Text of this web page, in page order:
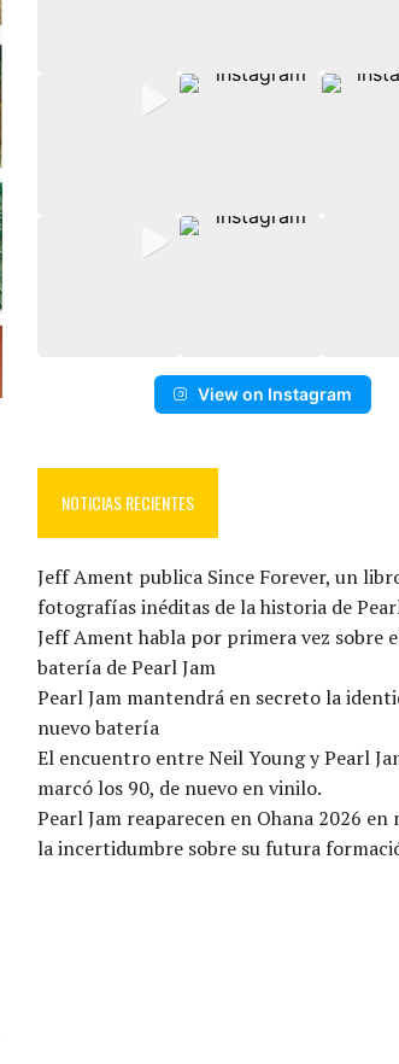
View on Instagram
NOTICIAS RECIENTES
Jeff Ament publica Since Forever, un
fotografías inéditas de la historia de
Jeff Ament habla por primera vez sobre
batería de Pearl Jam
Pearl Jam mantendrá en secreto la
nuevo batería
El encuentro entre Neil Young y Pearl
marcó los 90, de nuevo en vinilo.
Pearl Jam reaparecen en Ohana 2026 en
la incertidumbre sobre su futura